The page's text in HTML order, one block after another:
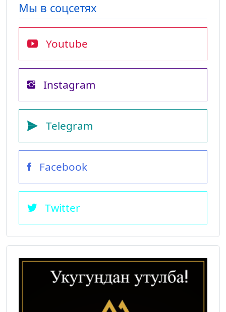
Мы в соцсетях
Youtube
Instagram
Telegram
Facebook
Twitter